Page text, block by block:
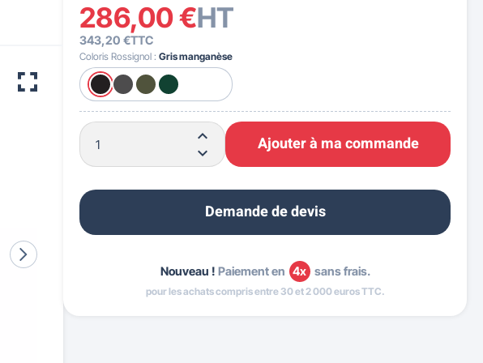
Accessibilité PMR
286,00 €HT
343,20 €TTC
Coloris Rossignol :Gris manganèse
Ajouter à ma commande
Demande de devis
Nouveau ! Paiement en 4x sans frais.
pour les achats compris entre 30 et 2 000 euros TTC.